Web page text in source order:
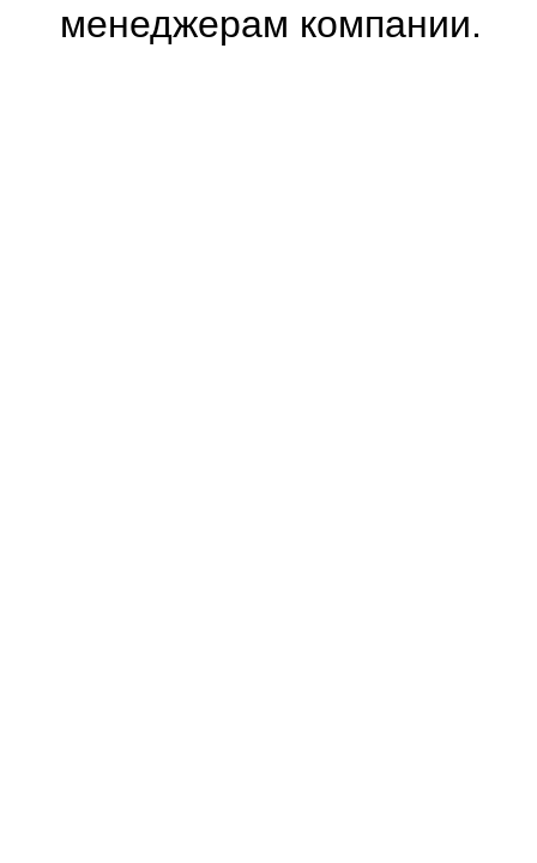
менеджерам компании.